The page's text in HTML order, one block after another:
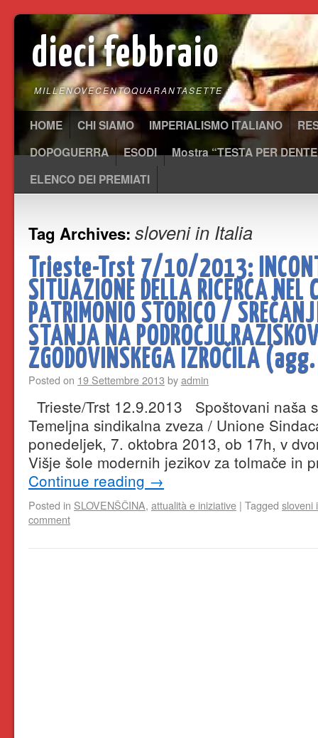
dieci febbraio
MILLENOVECENTOQUARANTASETTE
HOME CHI SIAMO IMPERIALISMO ITALIANO
DOPOGUERRA
ESODI
Mostra “TESTA PER
ELENCO DEI PREMIATI
Tag Archives: sloveni in Italia
Trieste-Trst 7/10/2013:
SITUAZIONE DELLA RICERCA NEL
PATRIMONIO STORICO /
STANJA NA PODROČJU
ZGODOVINSKEGA IZROČILA
Posted on 19 Settembre 2013 byadmin
Trieste/Trst 12.9.2013 Spoštovani naša
Temeljna sindikalna zveza / Unione
ponedeljek, 7. oktobra 2013, ob 17h, v
Višje šole modernih jezikov za tolmače in
Continue reading →
Posted in SLOVENŠČINA, attualità e iniziative | Tagged sloveni
comment